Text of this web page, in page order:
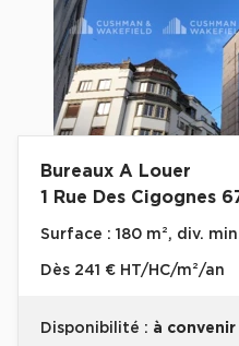
Bureaux A Louer
1 Rue Des Cigognes
Surface : 180 m², div.
Dès 241 € HT/HC/m²/an
Disponibilité : à convenir